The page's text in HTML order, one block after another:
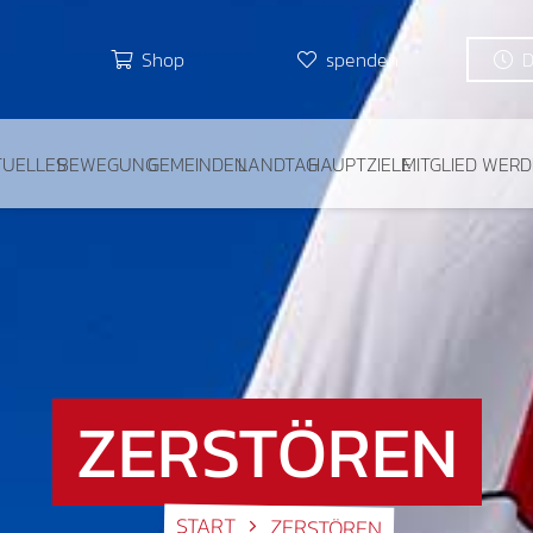
Shop spenden
BEWEGUNGGEMEINDENLANDTAGHAUPTZIELEMITGLIED
ZERSTÖREN
START